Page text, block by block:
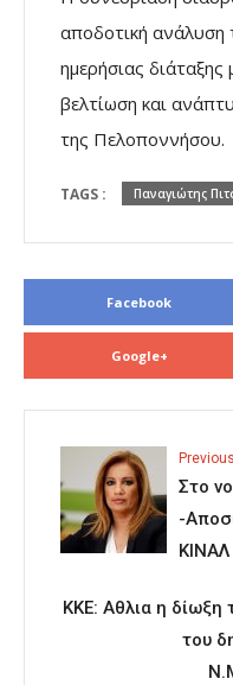
αποδοτική
ημερήσιας
βελτίωση και
της Πελοποννήσου.
TAGS : Παναγιώτης
Facebook
Google+
Στο
-
ΚΙΝΑΛ
ΚΚΕ: Αθλια η δίωξη
του